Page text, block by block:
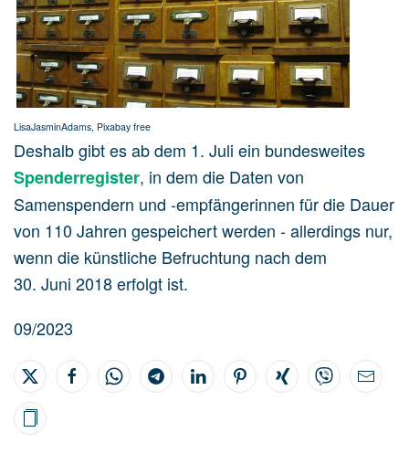
LisaJasminAdams, Pixabay free
Deshalb gibt es ab dem 1. Juli ein bundesweites
Spenderregister, in dem die Daten von
Samenspendern und -empfängerinnen für die Dauer
von 110 Jahren gespeichert werden - allerdings nur,
wenn die künstliche Befruchtung nach dem
30. Juni 2018 erfolgt ist.
09/2023